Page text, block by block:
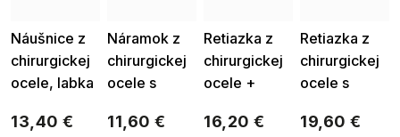
Náušnice z
chirurgickej
ocele, labka
zirkónom
13,40 €
Náramok z
chirurgickej
ocele s
príveskom,
11,60 €
Retiazka z
chirurgickej
ocele +
labka so
16,20 €
Retiazka z
chirurgickej
ocele s
psia labka
19,60 €